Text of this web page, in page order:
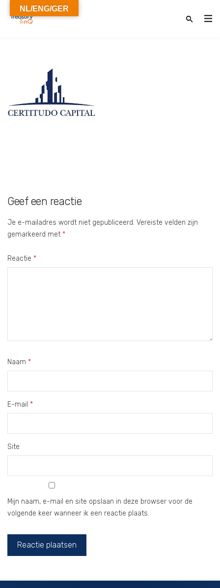
Geef een reactie
Je e-mailadres wordt niet gepubliceerd. Vereiste velden zijn
gemarkeerd met *
Reactie *
Naam *
E-mail *
Site
Mijn naam, e-mail en site opslaan in deze browser voor de
volgende keer wanneer ik een reactie plaats.
NL/ENG/GER